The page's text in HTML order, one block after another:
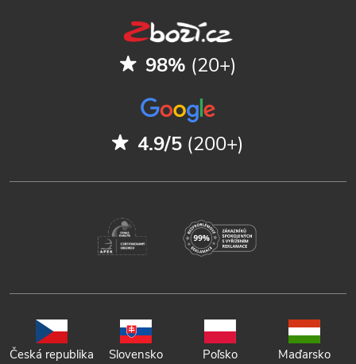
98% (20+)
4.9/5 (200+)
Česká republika Slovensko Poľsko Maďarsko